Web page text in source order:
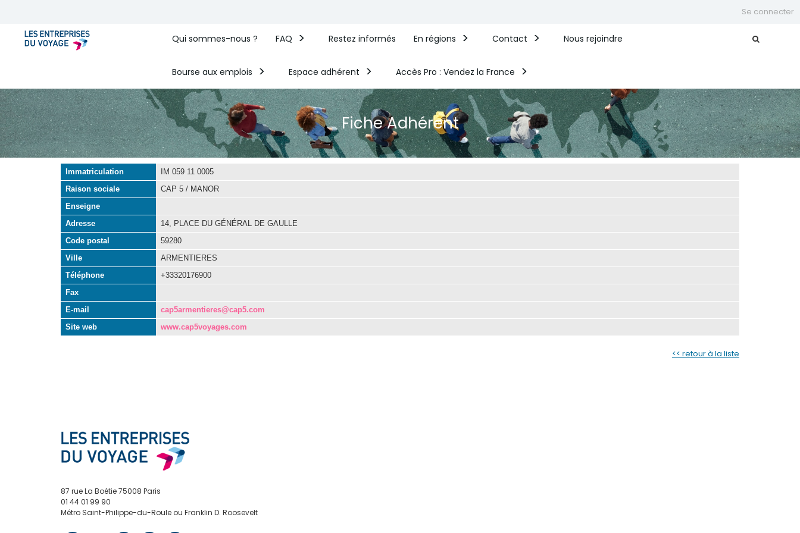
Se connecter
Qui sommes-nous ? FAQ Restez informés En régions Contact Nous rejoindre
Bourse aux emplois Espace adhérent Accès Pro : Vendez la France​
Fiche Adhérent
Immatriculation
IM 059 11 0005
Raison sociale
CAP 5 / MANOR
Enseigne
Adresse
14, PLACE DU GÉNÉRAL DE GAULLE
Code postal
59280
Ville
ARMENTIERES
Téléphone
+33320176900
Fax
E-mail
cap5armentieres@cap5.com
Site web
www.cap5voyages.com
<< retour à la liste
87 rue La Boétie 75008 Paris
01 44 01 99 90
Métro Saint-Philippe-du-Roule ou Franklin D. Roosevelt